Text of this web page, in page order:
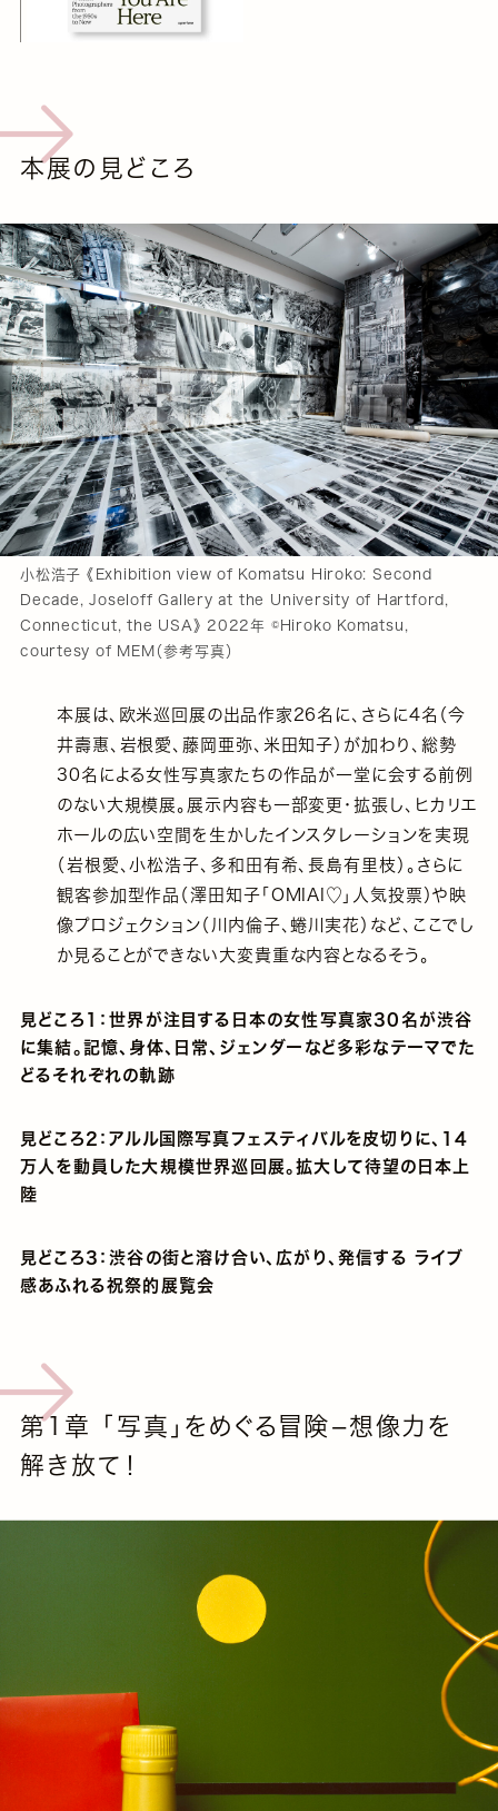
本展の見どころ
小松浩子 《Exhibition view of Komatsu Hiroko: Second
Decade, Joseloff Gallery at the University of Hartford,
Connecticut, the USA》 2022年 ©Hiroko Komatsu,
courtesy of MEM（参考写真）
本展は、欧米巡回展の出品作家26名に、さらに4名（今
井壽惠、岩根愛、藤岡亜弥、米田知子）が加わり、総勢
30名による女性写真家たちの作品が一堂に会する前例
のない大規模展。展示内容も一部変更・拡張し、ヒカリエ
ホールの広い空間を生かしたインスタレーションを実現
（岩根愛、小松浩子、多和田有希、長島有里枝）。さらに
観客参加型作品（澤田知子「OMIAI♡」人気投票）や映
像プロジェクション（川内倫子、蜷川実花）など、ここでし
か見ることができない大変貴重な内容となるそう。
見どころ1：世界が注目する日本の女性写真家30名が渋谷
に集結。記憶、身体、日常、ジェンダーなど多彩なテーマでた
どるそれぞれの軌跡
見どころ2：アルル国際写真フェスティバルを皮切りに、14
万人を動員した大規模世界巡回展。拡大して待望の日本上
陸
見どころ3：渋谷の街と溶け合い、広がり、発信する ライブ
感あふれる祝祭的展覧会
第1章 「写真」をめぐる冒険−想像力を
解き放て！